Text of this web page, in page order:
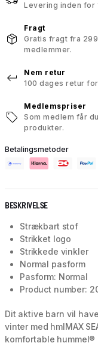
Levering inden for
Fragt
Gratis fragt fra
medlemmer.
Nem retur
100 dages retur
Medlemspriser
Som medlem får
produkter.
Betalingsmetoder
BESKRIVELSE
Strækbart stof
Strikket logo
Strikkede vinkler
Normal pasform
Pasform: Normal
Product number:
Dit aktive barn vil
vinter med hmlMAX
komfortable